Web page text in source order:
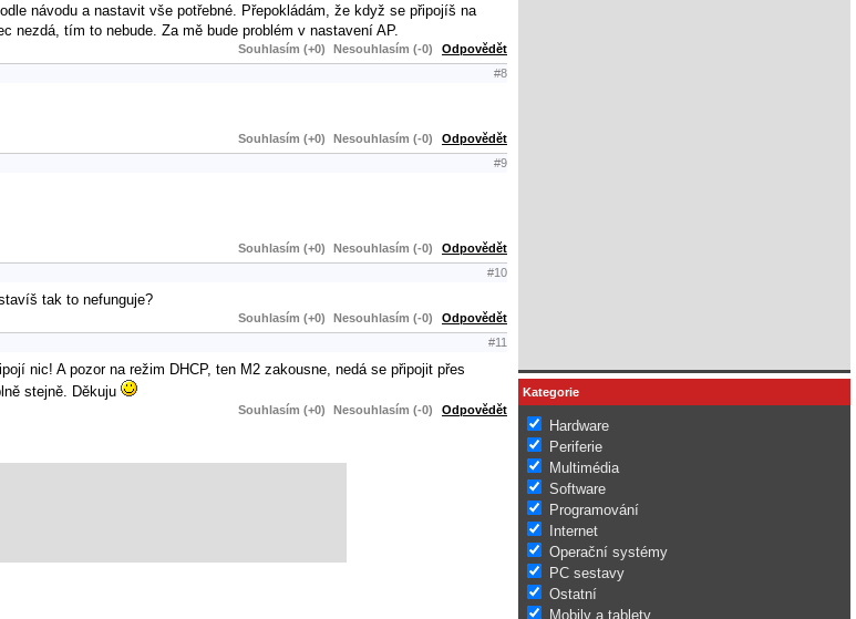
návodu a nastavit vše potřebné. Přepokládám, že když se připojíš na
nezdá, tím to nebude. Za mě bude problém v nastavení AP.
Souhlasím (+0) Nesouhlasím (-0) Odpovědět
#8
Souhlasím (+0) Nesouhlasím (-0) Odpovědět
#9
Souhlasím (+0) Nesouhlasím (-0) Odpovědět
#10
tak to nefunguje?
Souhlasím (+0) Nesouhlasím (-0) Odpovědět
#11
nic! A pozor na režim DHCP, ten M2 zakousne, nedá se připojit přes
stejně. Děkuju
Souhlasím (+0) Nesouhlasím (-0) Odpovědět
Kategorie
Hardware
Periferie
Multimédia
Software
Programování
Internet
Operační systémy
PC sestavy
Ostatní
Mobily a tablety